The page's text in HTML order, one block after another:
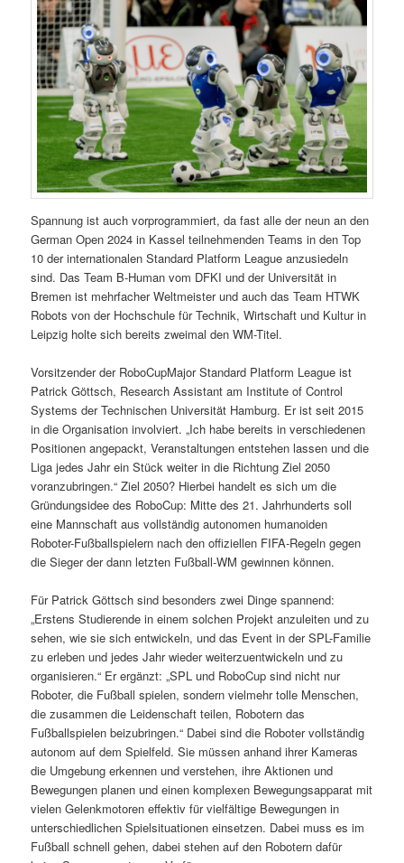
Spannung ist auch vorprogrammiert, da fast alle der neun an den
German Open 2024 in Kassel teilnehmenden Teams in den Top
10 der internationalen Standard Platform League anzusiedeln
sind. Das Team B-Human vom DFKI und der Universität in
Bremen ist mehrfacher Weltmeister und auch das Team HTWK
Robots von der Hochschule für Technik, Wirtschaft und Kultur in
Leipzig holte sich bereits zweimal den WM-Titel.
Vorsitzender der RoboCupMajor Standard Platform League ist
Patrick Göttsch, Research Assistant am Institute of Control
Systems der Technischen Universität Hamburg. Er ist seit 2015
in die Organisation involviert. „Ich habe bereits in verschiedenen
Positionen angepackt, Veranstaltungen entstehen lassen und die
Liga jedes Jahr ein Stück weiter in die Richtung Ziel 2050
voranzubringen.“ Ziel 2050? Hierbei handelt es sich um die
Gründungsidee des RoboCup: Mitte des 21. Jahrhunderts soll
eine Mannschaft aus vollständig autonomen humanoiden
Roboter-Fußballspielern nach den offiziellen FIFA-Regeln gegen
die Sieger der dann letzten Fußball-WM gewinnen können.
Für Patrick Göttsch sind besonders zwei Dinge spannend:
„Erstens Studierende in einem solchen Projekt anzuleiten und zu
sehen, wie sie sich entwickeln, und das Event in der SPL-Familie
zu erleben und jedes Jahr wieder weiterzuentwickeln und zu
organisieren.“ Er ergänzt: „SPL und RoboCup sind nicht nur
Roboter, die Fußball spielen, sondern vielmehr tolle Menschen,
die zusammen die Leidenschaft teilen, Robotern das
Fußballspielen beizubringen.“ Dabei sind die Roboter vollständig
autonom auf dem Spielfeld. Sie müssen anhand ihrer Kameras
die Umgebung erkennen und verstehen, ihre Aktionen und
Bewegungen planen und einen komplexen Bewegungsapparat mit
vielen Gelenkmotoren effektiv für vielfältige Bewegungen in
unterschiedlichen Spielsituationen einsetzen. Dabei muss es im
Fußball schnell gehen, dabei stehen auf den Robotern dafür